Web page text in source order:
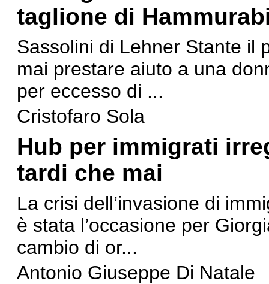
taglione di
Sassolini di Lehner Stante il
mai prestare aiuto a una
per eccesso di ...
Cristofaro Sola
Hub per immigrati
tardi che mai
La crisi dell’invasione di
è stata l’occasione per
cambio di or...
Antonio Giuseppe Di Natale